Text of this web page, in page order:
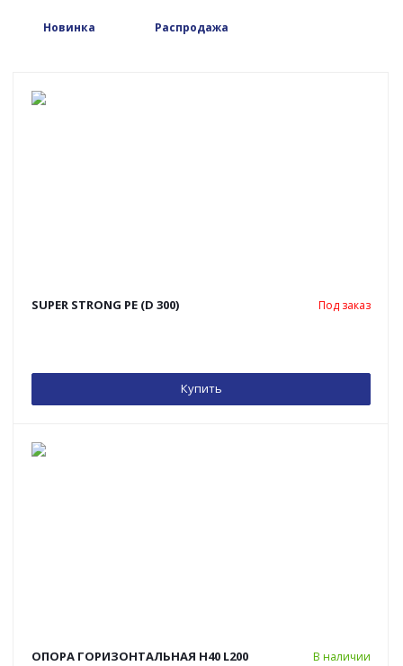
Новинка Распродажа
SUPER STRONG PE (D 300) Под заказ
Купить
ОПОРА ГОРИЗОНТАЛЬНАЯ H40 L200 В наличии